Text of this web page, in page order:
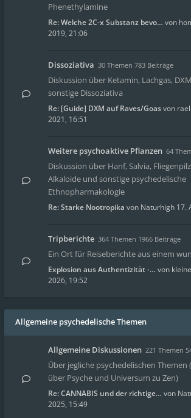
Phenethylamine
Re: Welche 2C-x Substanz bevo… von
2019, 21:06
Dissoziativa 30 Themen 783 Beiträge
Diskussion über Ketamin, Lachgas,
sonstige Dissoziativa
Re: [Guide] DXM auf Raves/Goasvon
2021, 16:51
Weitere psychoaktive Pflanzen 64
Diskussion über Hanf, Salvia,
Alkaloide und sonstige psychedelische
Ethnopharmakologie
Re: Starke Nootropika von Naturhigh 17.
Tripberichte 364 Themen 1966 Beiträge
Ein Ort für Reiseberichte aus einem
Explosion aus Authentizität -… von
2026, 19:52
Allgemeine psychedelische Themen
Allgemeine Diskussionen 221 Themen
Über jegliche psychedelischen
über Psyche und Universum zu Zen)
Re: CANNABIS und der richtige… von
2025, 15:49